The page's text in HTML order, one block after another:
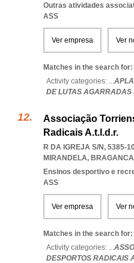
Outras atividades
ASS
Ver empresa Ver
Matches in the search for:
Activity categories: ...
DE LUTAS
Associação
Radicais A.t.l.d.r.
R DA IGREJA S/N, 5385-
MIRANDELA, BRAGANCA
Ensinos desportivo e
ASS
Ver empresa Ver
Matches in the search for:
Activity categories: ...
DESPORTOS RADICAIS